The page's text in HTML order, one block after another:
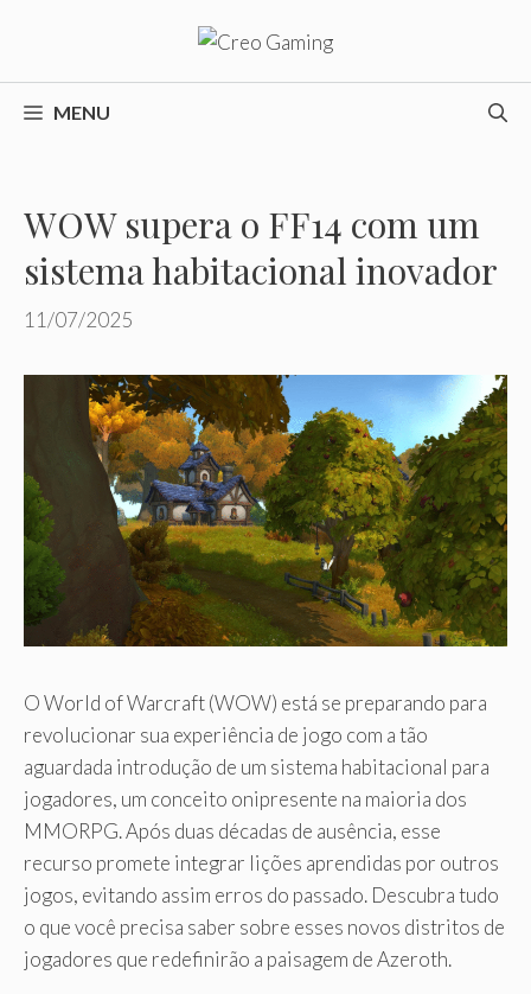
o
conteúdoMENU
WOW supera o FF14 com um
sistema habitacional inovador
11/07/2025
O World of Warcraft (WOW) está se preparando para
revolucionar sua experiência de jogo com a tão
aguardada introdução de um sistema habitacional para
jogadores, um conceito onipresente na maioria dos
MMORPG. Após duas décadas de ausência, esse
recurso promete integrar lições aprendidas por outros
jogos, evitando assim erros do passado. Descubra tudo
o que você precisa saber sobre esses novos distritos de
jogadores que redefinirão a paisagem de Azeroth.